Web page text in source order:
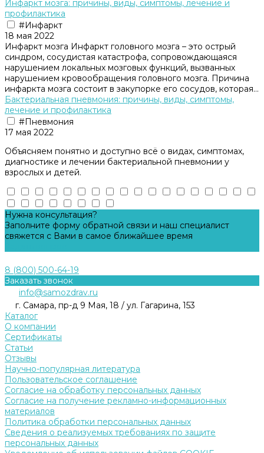
Инфаркт мозга: причины, виды, симптомы, лечение и
профилактика
#Инфаркт
18 мая 2022
Инфаркт мозга Инфаркт головного мозга – это острый
синдром, сосудистая катастрофа, сопровождающаяся
нарушением локальных мозговых функций, вызванных
нарушением кровообращения головного мозга. Причина
инфаркта мозга состоит в закупорке его сосудов, которая...
Бактериальная пневмония: причины, виды, симптомы,
лечение и профилактика
#Пневмония
17 мая 2022
Объясняем понятно и доступно всё о видах, симптомах,
диагностике и лечении бактериальной пневмонии у
взрослых и детей.
Нужна консультация?
Заполните форму обратной связи и наш специалист
свяжется с Вами в самое ближайшее время
8 (800) 500-64-19
Заказать звонок
info@samozdrav.ru
г. Самара, пр-д 9 Мая, 18 / ул. Гагарина, 153
Каталог
О компании
Сертификаты
Статьи
Отзывы
Научно-популярная литература
Пользовательское соглашение
Согласие на обработку персональных данных
Согласие на получение рекламно-информационных
материалов
Политика обработки персональных данных
Сведения о реализуемых требованиях по защите
персональных данных